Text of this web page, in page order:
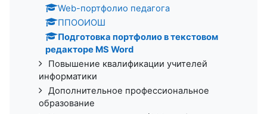
Web-портфолио педагога
ППООИОШ
Подготовка портфолио в текстовом
редакторе MS Word
Повышение квалификации учителей
информатики
Дополнительное профессиональное
образование